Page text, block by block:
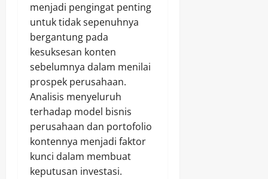
menjadi pengingat penting
untuk tidak sepenuhnya
bergantung pada
kesuksesan konten
sebelumnya dalam menilai
prospek perusahaan.
Analisis menyeluruh
terhadap model bisnis
perusahaan dan portofolio
kontennya menjadi faktor
kunci dalam membuat
keputusan investasi.